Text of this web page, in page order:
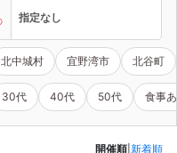
指定なし
北中城村 宜野湾市 北谷町
30代 40代 50代 食事
開催順 新着順